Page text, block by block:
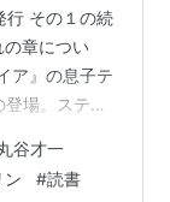
行 その１の続
章につい
ア』の息子テ
場。スティ
仲が良いと
とが癪に障
谷才一
ン #読書